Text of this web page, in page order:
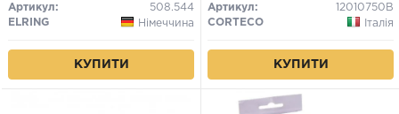
Артикул:
508.544
ELRING
Німеччина
КУПИТИ
Артикул:
12010750B
CORTECO
Італія
КУПИТИ